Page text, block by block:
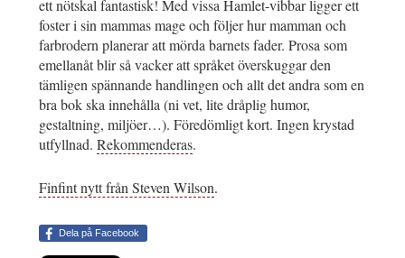
ett nötskal fantastisk! Med vissa Hamlet-vibbar ligger ett
foster i sin mammas mage och följer hur mamman och
farbrodern planerar att mörda barnets fader. Prosa som
emellanåt blir så vacker att språket överskuggar den
tämligen spännande handlingen och allt det andra som en
bra bok ska innehålla (ni vet, lite dråplig humor,
gestaltning, miljöer…). Föredömligt kort. Ingen krystad
utfyllnad. Rekommenderas.
Finfint nytt från Steven Wilson.
Dela på Facebook